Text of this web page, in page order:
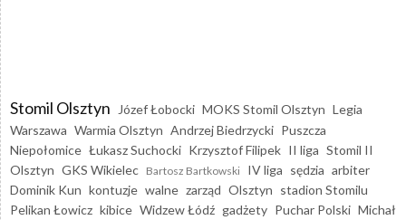
Stomil Olsztyn Józef Łobocki MOKS Stomil Olsztyn Legia
Warszawa Warmia Olsztyn Andrzej Biedrzycki Puszcza
Niepołomice Łukasz Suchocki Krzysztof Filipek II liga Stomil II
Olsztyn GKS Wikielec Bartosz Bartkowski IV liga sędzia arbiter
Dominik Kun kontuzje walne zarząd Olsztyn stadion Stomilu
Pelikan Łowicz kibice Widzew Łódź gadżety Puchar Polski Michał